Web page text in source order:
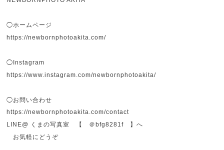
◯ホームページ
https://newbornphotoakita.com/
◯Instagram
https://www.instagram.com/newbornphotoakita/
◯お問い合わせ
https://newbornphotoakita.com/contact
LINE@ くまの写真室 【 ＠bfg8281f 】へ
お気軽にどうぞ